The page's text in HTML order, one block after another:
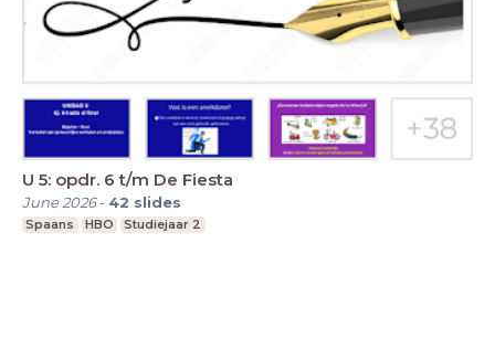
U 5: opdr. 6 t/m De Fiesta
June 2026- 42 slides
Spaans HBO Studiejaar 2